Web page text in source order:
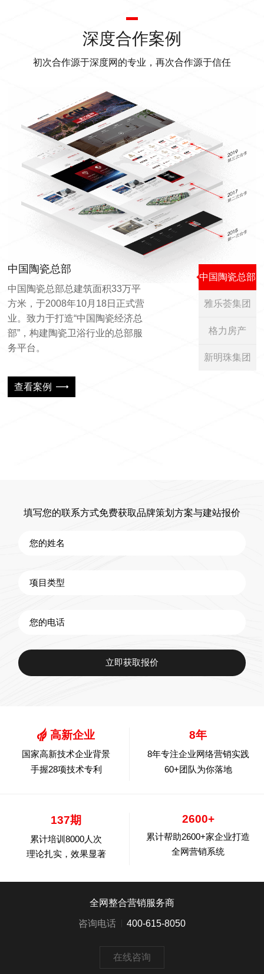
深度合作案例
初次合作源于深度网的专业，再次合作源于信任
中国陶瓷总部
中国陶瓷总部总建筑面积33万平
方米，于2008年10月18日正式营
业。致力于打造“中国陶瓷经济总
部”，构建陶瓷卫浴行业的总部服
务平台。
查看案例
中国陶瓷总部
雅乐荟集团
格力房产
新明珠集团
填写您的联系方式免费获取品牌策划方案与建站报价
立即获取报价
高新企业
国家高新技术企业背景
手握28项技术专利
8年
8年专注企业网络营销实践
60+团队为你落地
137期
累计培训8000人次
理论扎实，效果显著
2600+
累计帮助2600+家企业打造
全网营销系统
全网整合营销服务商
咨询电话
400-615-8050
在线咨询